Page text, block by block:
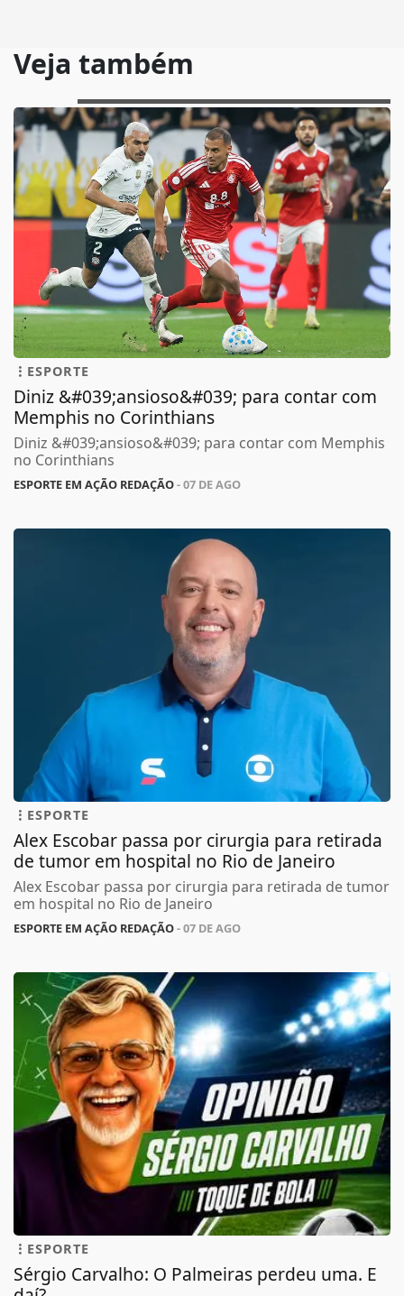
Veja também
ESPORTE
Diniz &#039;ansioso&#039; para contar com
Memphis no Corinthians
Diniz &#039;ansioso&#039; para contar com Memphis
no Corinthians
ESPORTE EM AÇÃO REDAÇÃO- 07 DE AGO
ESPORTE
Alex Escobar passa por cirurgia para retirada
de tumor em hospital no Rio de Janeiro
Alex Escobar passa por cirurgia para retirada de tumor
em hospital no Rio de Janeiro
ESPORTE EM AÇÃO REDAÇÃO- 07 DE AGO
ESPORTE
Sérgio Carvalho: O Palmeiras perdeu uma. E